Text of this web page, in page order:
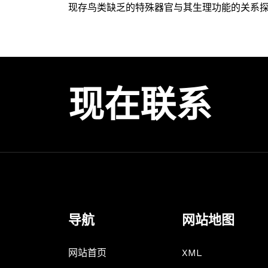
现存鸟类缺乏的特殊器官与其生理功能的关系
现在联系
导航
网站首页
网站地图
XML